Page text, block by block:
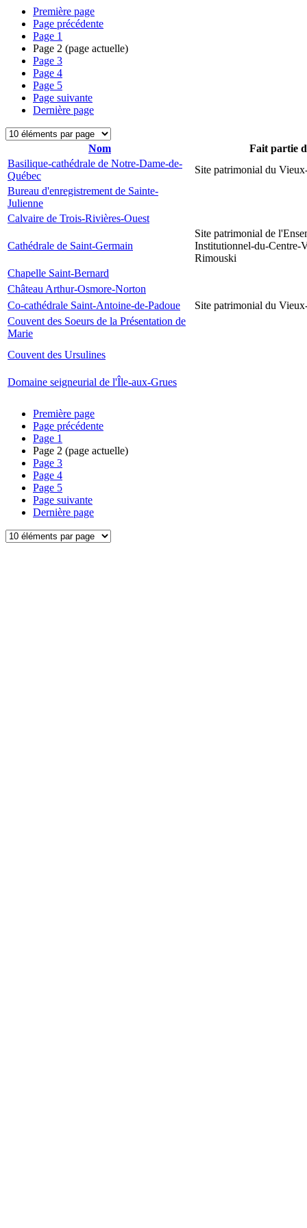
Première page
Page précédente
Page 1
Page 2 (page actuelle)
Page 3
Page 4
Page 5
Page suivante
Dernière page
Nom
Fait partie
Basilique-cathédrale de Notre-Dame-de-
Québec
Site patrimonial du
Bureau d'enregistrement de Sainte-
Julienne
Calvaire de Trois-Rivières-Ouest
Cathédrale de Saint-Germain
Site patrimonial de
Institutionnel-du-Centre-
Rimouski
Chapelle Saint-Bernard
Château Arthur-Osmore-Norton
Co-cathédrale Saint-Antoine-de-Padoue
Site patrimonial du
Couvent des Soeurs de la Présentation de
Marie
Couvent des Ursulines
Domaine seigneurial de l'Île-aux-Grues
Première page
Page précédente
Page 1
Page 2 (page actuelle)
Page 3
Page 4
Page 5
Page suivante
Dernière page